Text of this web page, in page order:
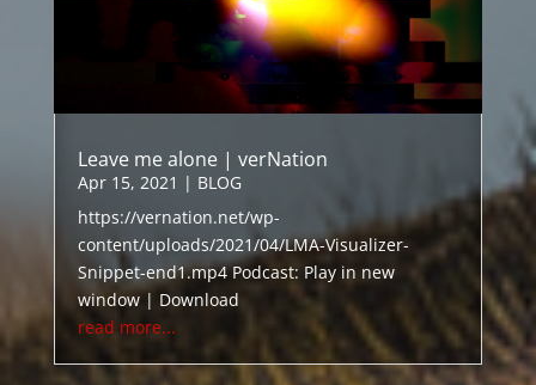
Leave me alone | verNation
Apr 15, 2021 | BLOG
https://vernation.net/wp-
content/uploads/2021/04/LMA-Visualizer-
Snippet-end1.mp4 Podcast: Play in new
window | Download
read more...